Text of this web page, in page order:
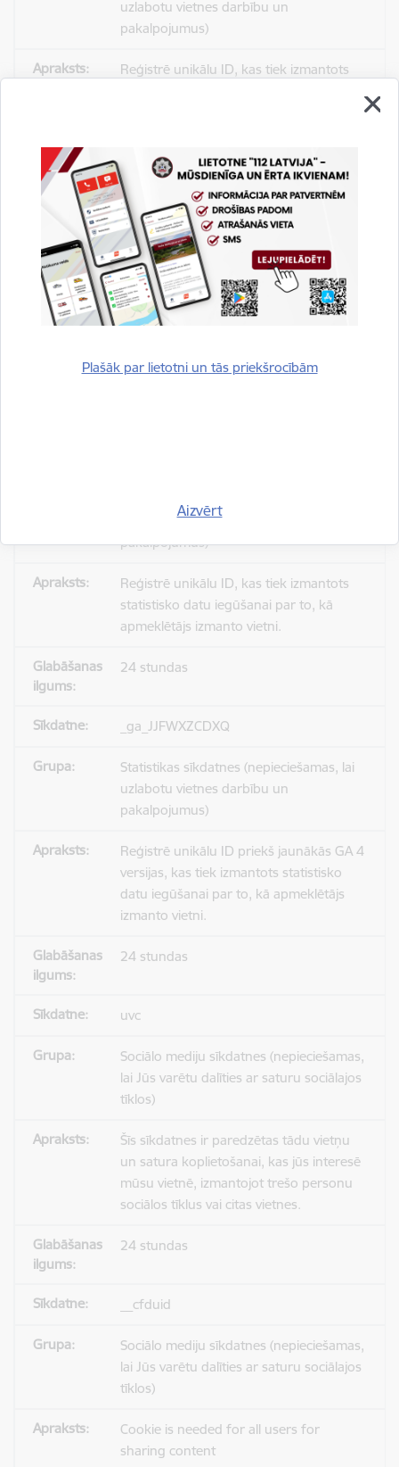
Plašāk par lietotni un tās priekšrocībām
Aizvērt
uzlabotu vietnes darbību un
pakalpojumus)
Reģistrē unikālu ID, kas tiek izmantots
_gat
Statistikas sīkdatnes (nepieciešamas, lai
uzlabotu vietnes darbību un
pakalpojumus)
pieprasījuma līmeni.
uzlabotu vietnes darbību un
pakalpojumus)
Reģistrē unikālu ID, kas tiek izmantots
statistisko datu iegūšanai par to, kā
apmeklētājs izmanto vietni.
24 stundas
_ga_JJFWXZCDXQ
Statistikas sīkdatnes (nepieciešamas, lai
uzlabotu vietnes darbību un
pakalpojumus)
Reģistrē unikālu ID priekš jaunākās GA 4
versijas, kas tiek izmantots statistisko
datu iegūšanai par to, kā apmeklētājs
izmanto vietni.
24 stundas
uvc
Sociālo mediju sīkdatnes (nepieciešamas,
lai Jūs varētu dalīties ar saturu sociālajos
tīklos)
Šīs sīkdatnes ir paredzētas tādu vietņu
un satura koplietošanai, kas jūs interesē
mūsu vietnē, izmantojot trešo personu
sociālos tīklus vai citas vietnes.
24 stundas
__cfduid
Sociālo mediju sīkdatnes (nepieciešamas,
lai Jūs varētu dalīties ar saturu sociālajos
tīklos)
Cookie is needed for all users for
sharing content